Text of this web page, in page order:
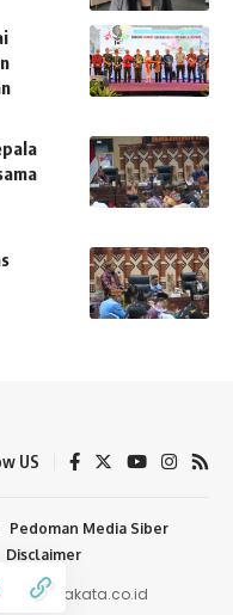
US
|Katakata.co.id
Pedoman Media Siber
Disclaimer